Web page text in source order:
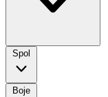
Spol
Boje